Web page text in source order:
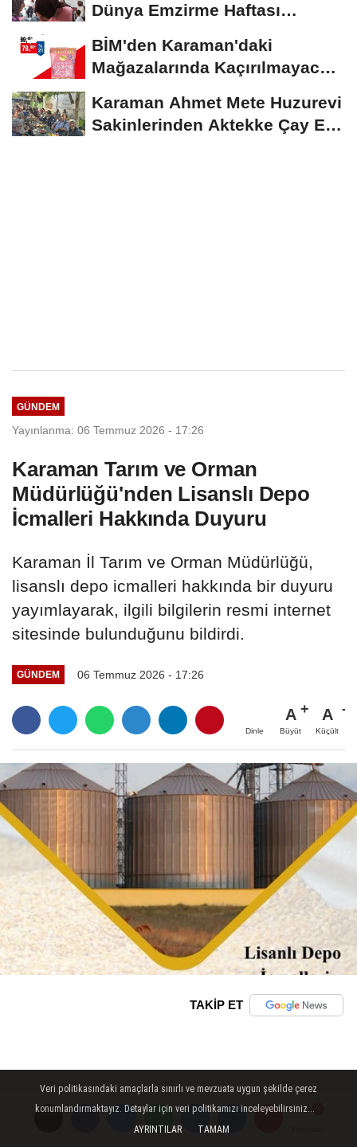
Dünya Emzirme Haftası
Etkinliğine Ziyaret
BİM'den Karaman'daki
Mağazalarında Kaçırılmayacak
Karaman Ahmet Mete Huzurevi
Sakinlerinden Aktekke Çay Evi
GÜNDEM
Yayınlanma: 06 Temmuz 2026 - 17:26
Karaman Tarım ve Orman
Müdürlüğü'nden Lisanslı Depo
İcmalleri Hakkında Duyuru
Karaman İl Tarım ve Orman Müdürlüğü,
lisanslı depo icmalleri hakkında bir duyuru
yayımlayarak, ilgili bilgilerin resmi internet
sitesinde bulunduğunu bildirdi.
GÜNDEM 06 Temmuz 2026 - 17:26
Dinle
A
Büyüt
A
Küçült
TAKİP ET
Veri politikasındaki amaçlarla sınırlı ve mevzuata uygun şekilde çerez
konumlandırmaktayız. Detaylar için veri politikamızı inceleyebilirsiniz...
AYRINTILAR
TAMAM